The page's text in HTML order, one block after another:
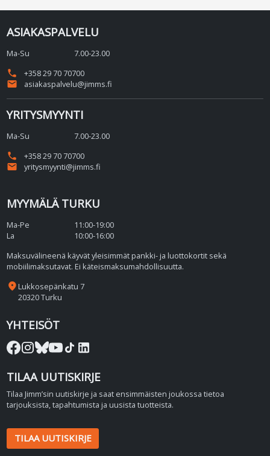
ASIAKASPALVELU
Ma-Su
7.00-23.00
phone
+358 29 70 70700
email
asiakaspalvelu@jimms.fi
YRITYSMYYNTI
Ma-Su
7.00-23.00
phone
+358 29 70 70700
email
yritysmyynti@jimms.fi
MYYMÄLÄ TURKU
Ma-Pe
11:00-19:00
La
10:00-16:00
Maksuvälineenä käyvät yleisimmät pankki- ja luottokortit sekä
mobiilimaksutavat. Ei käteismaksumahdollisuutta.
place Lukkosepänkatu 7
20320 Turku
YHTEISÖT
TILAA UUTISKIRJE
Tilaa Jimm’sin uutiskirje ja saat ensimmäisten joukossa tietoa
tarjouksista, tapahtumista ja uusista tuotteista.
TILAA UUTISKIRJE